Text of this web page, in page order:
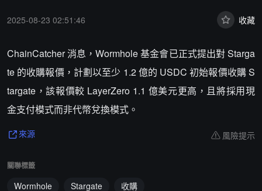
2025-08-23 02:51:46 收藏
ChainCatcher 消息，Wormhole 基金會已正式提出對 Starga
te 的收購報價，計劃以至少 1.2 億的 USDC 初始報價收購 S
targate，該報價較 LayerZero 1.1 億美元更高，且將採用現
金支付模式而非代幣兌換模式。
來源 風險提示
關聯標籤
Wormhole Stargate 收購